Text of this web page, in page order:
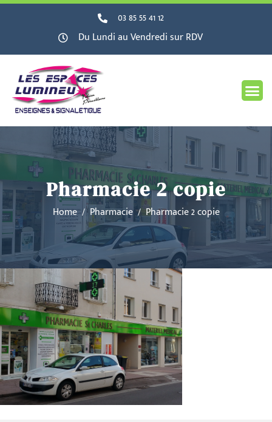
03 85 55 41 12
Du Lundi au Vendredi sur RDV
Pharmacie 2 copie
Home Pharmacie Pharmacie 2 copie